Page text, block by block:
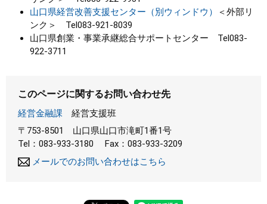
山口県経営改善支援センター（別ウィンドウ）
＜外部リ
ンク＞
Tel083-921-8039
山口県創業・事業承継総合サポートセンター Tel083-
922-3711
このページに関するお問い合わせ先
経営金融課
経営支援班
〒753-8501
山口県山口市滝町1番1号
Tel：083-933-3180
Fax：083-933-3209
メールでのお問い合わせはこちら